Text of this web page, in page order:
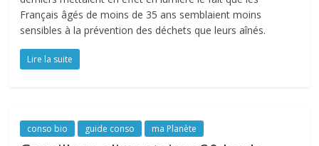
Français âgés de moins de 35 ans semblaient moins
sensibles à la prévention des déchets que leurs aînés.
Lire la suite
conso bio guide conso ma Planète